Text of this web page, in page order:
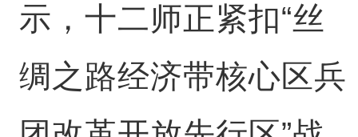
示，十二师正紧扣“丝
绸之路经济带核心区兵